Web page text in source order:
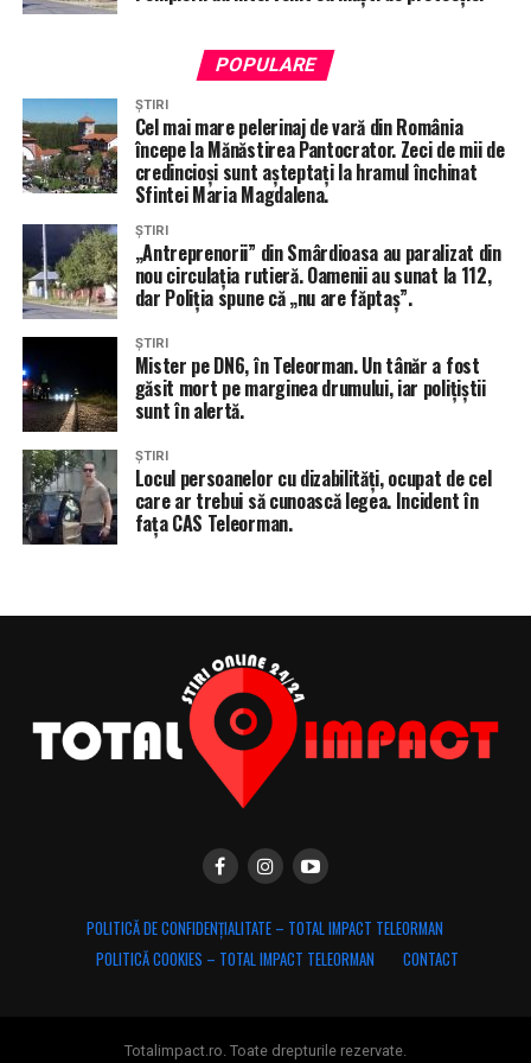
Teleorman – Executat de SC Exclusiv Press Brand S.R.L-
portal www.totalimpact.ro – CUI mandatar financiar
coordonator 11240017
ÎNTÂMPLĂRI RECERENTE ADRIAN GADEA
PARLAMENTARI PSD TELEORMAN
STIRI TELEORMAN
TOTAL IMPACT
URMĂTORUL ARTICOL
Ioana Panagoreț, candidată PSD Teleorman la Camera
Deputaților, despre rolul vital al femeii în afaceri: „Visez
la o Românie în care vocea femeilor din Teleorman să
aducă schimbarea pe care o merităm cu toții”
NU RATA
Mădălin George Borș, specialistul în energie al PSD
Teleorman pentru Camera Deputatilor: „Teleorman va fi
viitorul centru al energiei ieftine în România”
POPULARE
ȘTIRI
Cel mai mare pelerinaj de vară din România
începe la Mănăstirea Pantocrator. Zeci de mii de
credincioși sunt așteptați la hramul închinat
Sfintei Maria Magdalena.
ȘTIRI
„Antreprenorii” din Smârdioasa au paralizat din
nou circulația rutieră. Oamenii au sunat la 112,
dar Poliția spune că „nu are făptaș”.
ȘTIRI
Mister pe DN6, în Teleorman. Un tânăr a fost
găsit mort pe marginea drumului, iar polițiștii
sunt în alertă.
ȘTIRI
Locul persoanelor cu dizabilități, ocupat de cel
care ar trebui să cunoască legea. Incident în
fața CAS Teleorman.
POLITICĂ DE CONFIDENȚIALITATE – TOTAL IMPACT TELEORMAN
POLITICĂ COOKIES – TOTAL IMPACT TELEORMAN
CONTACT
Totalimpact.ro. Toate drepturile rezervate.